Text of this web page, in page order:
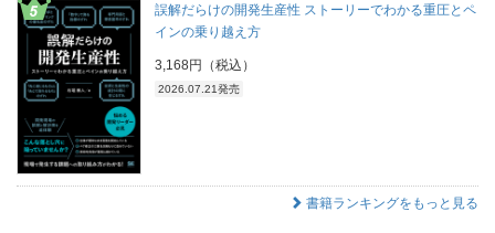
誤解だらけの開発生産性 ストーリーでわかる重圧とペ
インの乗り越え方
3,168円（税込）
2026.07.21発売
書籍ランキングをもっと見る